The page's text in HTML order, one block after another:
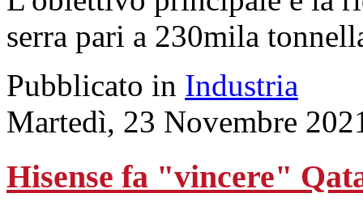
serra pari a 230mila
Pubblicato in Industria
Martedì, 23 Novembre
Hisense fa "vincere"